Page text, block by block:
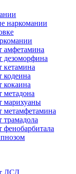
наркомании
амфетамина
дезоморфина
кетамина
кодеина
кокаина
метадона
марихуаны
метамфетамина
трамадола
фенобарбитала
ЛСД